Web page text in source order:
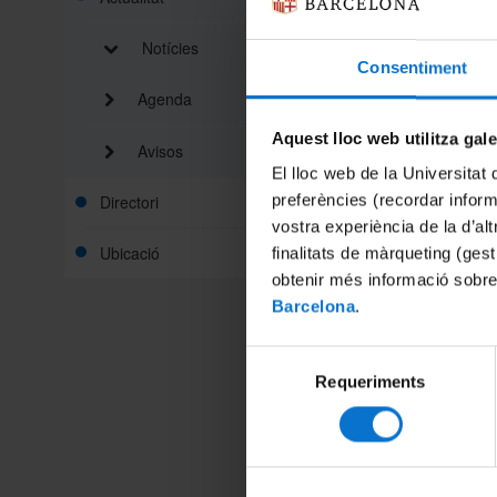
Consentiment
Aquest lloc web utilitza
El lloc web de la Universitat
preferències (recordar
vostra experiència de la
finalitats de màrqueting
obtenir més informació
Barcelona.
consentiment
Requeriments
Notícies
Agenda
Avisos
Directori
Ubicació
world,
trends)
massif
also
500hPa
the
events